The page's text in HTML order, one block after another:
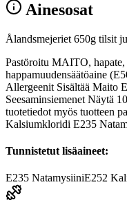
Ainesosat
Ålandsmejeriet 650g tilsit
Pastöroitu MAITO, hapate,
happamuudensäätöaine
Allergeenit Sisältää Maito
Seesaminsiemenet Näytä
tuotetiedot myös tuotteen
Kalsiumkloridi E235
Tunnistetut lisäaineet:
E235 NatamysiiniE252